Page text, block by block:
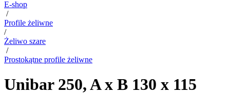
E-shop
/
Profile żeliwne
/
Żeliwo szare
/
Prostokątne profile żeliwne
Unibar 250, A x B 130 x 115